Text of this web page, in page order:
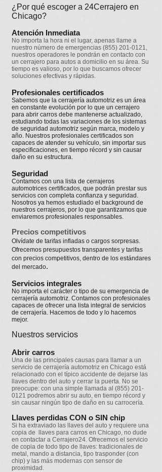
¿Por qué escoger a 24Cerrajero en
Chicago?
Atención Inmediata
No importa la hora ni el lugar, apenas llame a
nuestro número de emergencias (855) 201-0121,
nuestros operadores le pondrán en contacto con
un cerrajero para autos a domicilio en su área. Su
tiempo es valioso, por lo que buscamos ofrecer
soluciones efectivas y rápidas.
Profesionales certificados
Sabemos que la cerrajería automotriz es un área
en constante evolución por lo que un cerrajero
para abrir carros debe mantenerse actualizado,
estudiando todas las variaciones de los sistemas
de seguridad automotriz según marca, modelo y
año. Nuestros profesionales certificados son
capaces de atender su vehículo, sin importar sus
especificaciones, en tiempo récord y sin causar
daño en su estructura.
Seguridad
Contamos con una lista de cerrajeros
automotrices certificados, que podrán prestar sus
servicios con completa confianza y seguridad.
Nosotros ya hemos estudiado el background de
nuestros cerrajeros, por lo que garantizamos que
enviaremos profesionales responsables.
Precios competitivos
Olvídate de tarifas infladas o cargos sorpresas.
Ofrecemos presupuestos transparentes y tarifas
con precios competitivos, dentro de los estándares
del mercado.
Servicios integrales
No importa el carácter o tipo de su emergencia de
cerrajería automotriz. Contamos con profesionales
capaces de ofrecer una lista integral de servicios
de cerrajería. Hacemos de todo y lo hacemos
mejor.
Nuestros servicios
Abrir carros
Una de las principales causas para llamar a un
servicio de cerrajería automotriz en Chicago está
relacionado con el típico accidente de dejarse las
llaves dentro del auto y cerrar la puerta. No se
preocupe: con una simple llamada al (855) 201-
0121 podremos abrir su auto, en tiempo récord y
sin causar ningún tipo de daño en su carrocería.
Llaves perdidas CON o SIN chip
Si ha extraviado las llaves del auto y requiere una
copia de llaves para carros en Chicago, no dude
en contactar a Cerrajero24. Ofrecemos el servicio
de copia de todo tipo de llaves: tradicionales de
metal, mando a distancia, tipo trasponder (con
chip) y las más modernas con sensor de
proximidad.